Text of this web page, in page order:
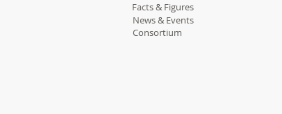
Facts & Figures
News & Events
Consortium